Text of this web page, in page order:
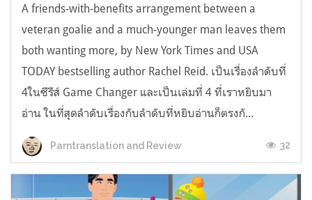
A friends-with-benefits arrangement between a
veteran goalie and a much-younger man leaves them
both wanting more, by New York Times and USA
TODAY bestselling author Rachel Reid. เป็นเรื่องลำดับที่
4ในซีรีส์ Game Changer และเป็นเล่มที่ 4 ที่เราหยิบมา
อ่าน ในที่สุดลำดับเรื่องกับลำดับที่หยิบอ่านก็ตรงกั...
Parntranslation and Review 32